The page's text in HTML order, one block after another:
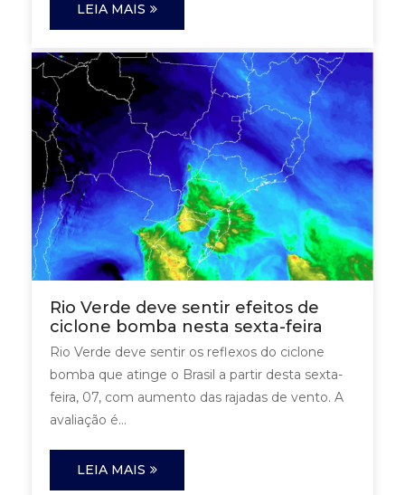
LEIA MAIS
Rio Verde deve sentir efeitos de
ciclone bomba nesta sexta-feira
Rio Verde deve sentir os reflexos do ciclone
bomba que atinge o Brasil a partir desta sexta-
feira, 07, com aumento das rajadas de vento. A
avaliação é...
LEIA MAIS